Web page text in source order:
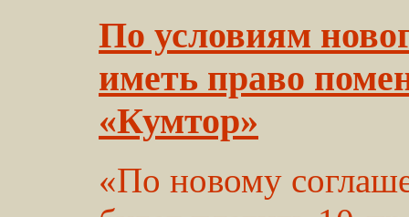
По условиям
иметь право
«Кумтор»
«По новому